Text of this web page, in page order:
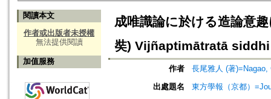
閱讀本文
作者或出版者未授權
無法提供閱讀
加值服務
成唯識論に於ける造論意
奘) Vijñaptimātratā siddhi
作者
長尾雅人 (著)=Nagao,
出處題名
東方學報（京都）